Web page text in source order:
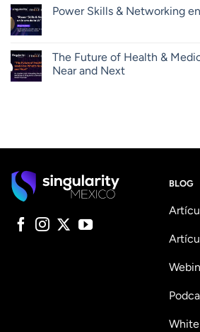
Power Skills & Networking
The Future of Health &
Near and Next
BLOG
White